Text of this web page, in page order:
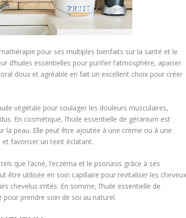
pour ses multiples bienfaits sur la santé et le
d’huiles essentielles pour purifier l’atmosphère, apaiser
doux et agréable en fait un excellent choix pour créer
végétale pour soulager les douleurs musculaires,
En cosmétique, l’huile essentielle de géranium est
peau. Elle peut être ajoutée à une crème ou à une
favoriser un teint éclatant.
que l’acné, l’eczéma et le psoriasis grâce à ses
être utilisée en soin capillaire pour revitaliser les
chevelus irrités. En somme, l’huile essentielle de
prendre soin de soi au naturel.